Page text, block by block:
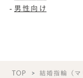
- 男性向け
TOP 結婚指輪（マ